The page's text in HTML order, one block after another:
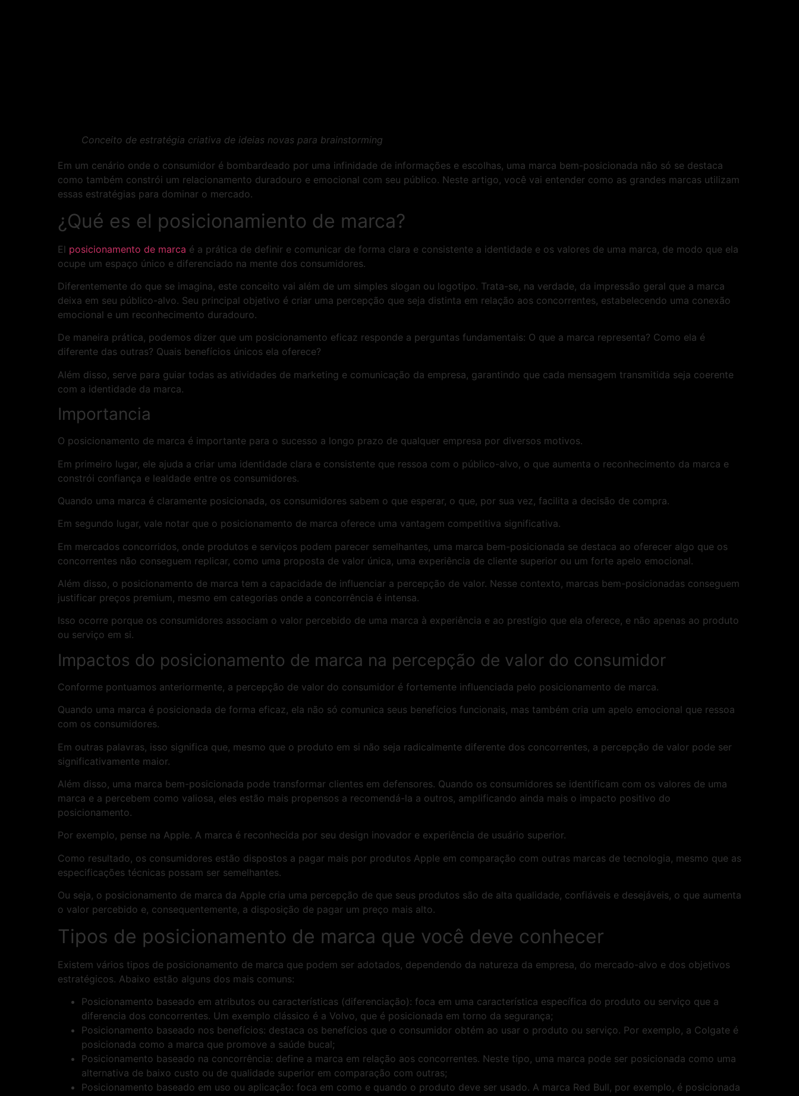
Conceito de estratégia criativa de ideias novas para brainstorming
Em um cenário onde o consumidor é bombardeado por uma infinidade de informações e escolhas, uma marca bem-posicionada não só se destaca
como também constrói um relacionamento duradouro e emocional com seu público. Neste artigo, você vai entender como as grandes marcas utilizam
essas estratégias para dominar o mercado.
¿Qué es el posicionamiento de marca?
El posicionamento de marca é a prática de definir e comunicar de forma clara e consistente a identidade e os valores de uma marca, de modo que ela
ocupe um espaço único e diferenciado na mente dos consumidores.
Diferentemente do que se imagina, este conceito vai além de um simples slogan ou logotipo. Trata-se, na verdade, da impressão geral que a marca
deixa em seu público-alvo. Seu principal objetivo é criar uma percepção que seja distinta em relação aos concorrentes, estabelecendo uma conexão
emocional e um reconhecimento duradouro.
De maneira prática, podemos dizer que um posicionamento eficaz responde a perguntas fundamentais: O que a marca representa? Como ela é
diferente das outras? Quais benefícios únicos ela oferece?
Além disso, serve para guiar todas as atividades de marketing e comunicação da empresa, garantindo que cada mensagem transmitida seja coerente
com a identidade da marca.
Importancia
O posicionamento de marca é importante para o sucesso a longo prazo de qualquer empresa por diversos motivos.
Em primeiro lugar, ele ajuda a criar uma identidade clara e consistente que ressoa com o público-alvo, o que aumenta o reconhecimento da marca e
constrói confiança e lealdade entre os consumidores.
Quando uma marca é claramente posicionada, os consumidores sabem o que esperar, o que, por sua vez, facilita a decisão de compra.
Em segundo lugar, vale notar que o posicionamento de marca oferece uma vantagem competitiva significativa.
Em mercados concorridos, onde produtos e serviços podem parecer semelhantes, uma marca bem-posicionada se destaca ao oferecer algo que os
concorrentes não conseguem replicar, como uma proposta de valor única, uma experiência de cliente superior ou um forte apelo emocional.
Além disso, o posicionamento de marca tem a capacidade de influenciar a percepção de valor. Nesse contexto, marcas bem-posicionadas conseguem
justificar preços premium, mesmo em categorias onde a concorrência é intensa.
Isso ocorre porque os consumidores associam o valor percebido de uma marca à experiência e ao prestígio que ela oferece, e não apenas ao produto
ou serviço em si.
Impactos do posicionamento de marca na percepção de valor do consumidor
Conforme pontuamos anteriormente, a percepção de valor do consumidor é fortemente influenciada pelo posicionamento de marca.
Quando uma marca é posicionada de forma eficaz, ela não só comunica seus benefícios funcionais, mas também cria um apelo emocional que ressoa
com os consumidores.
Em outras palavras, isso significa que, mesmo que o produto em si não seja radicalmente diferente dos concorrentes, a percepção de valor pode ser
significativamente maior.
Além disso, uma marca bem-posicionada pode transformar clientes em defensores. Quando os consumidores se identificam com os valores de uma
marca e a percebem como valiosa, eles estão mais propensos a recomendá-la a outros, amplificando ainda mais o impacto positivo do
posicionamento.
Por exemplo, pense na Apple. A marca é reconhecida por seu design inovador e experiência de usuário superior.
Como resultado, os consumidores estão dispostos a pagar mais por produtos Apple em comparação com outras marcas de tecnologia, mesmo que as
especificações técnicas possam ser semelhantes.
Ou seja, o posicionamento de marca da Apple cria uma percepção de que seus produtos são de alta qualidade, confiáveis e desejáveis, o que aumenta
o valor percebido e, consequentemente, a disposição de pagar um preço mais alto.
Tipos de posicionamento de marca que você deve conhecer
Existem vários tipos de posicionamento de marca que podem ser adotados, dependendo da natureza da empresa, do mercado-alvo e dos objetivos
estratégicos. Abaixo estão alguns dos mais comuns:
Posicionamento baseado em atributos ou características (diferenciação): foca em uma característica específica do produto ou serviço que a
diferencia dos concorrentes. Um exemplo clássico é a Volvo, que é posicionada em torno da segurança;
Posicionamento baseado nos benefícios: destaca os benefícios que o consumidor obtém ao usar o produto ou serviço. Por exemplo, a Colgate é
posicionada como a marca que promove a saúde bucal;
Posicionamento baseado na concorrência: define a marca em relação aos concorrentes. Neste tipo, uma marca pode ser posicionada como uma
alternativa de baixo custo ou de qualidade superior em comparação com outras;
Posicionamento baseado em uso ou aplicação: foca em como e quando o produto deve ser usado. A marca Red Bull, por exemplo, é posicionada